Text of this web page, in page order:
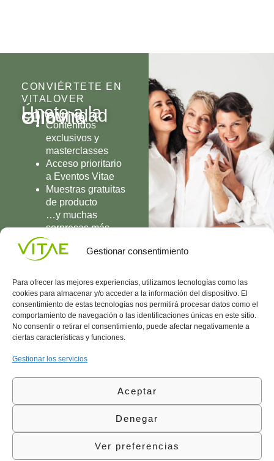
Gestionar consentimiento
Para ofrecer las mejores experiencias, utilizamos tecnologías como las
cookies para almacenar y/o acceder a la información del dispositivo. El
consentimiento de estas tecnologías nos permitirá procesar datos como el
comportamiento de navegación o las identificaciones únicas en este sitio.
No consentir o retirar el consentimiento, puede afectar negativamente a
ciertas características y funciones.
Gestionar los servicios
Aceptar
Denegar
Ver preferencias
CONVIÉRTETE EN
VITALOVER
Únete a la
comunidad
OlioVita
Contenidos
exclusivos y
masterclasses
Acceso prioritario
a Eventos Vitae
Muestras gratuitas
de producto
…y muchas
sorpresas más
UNIRME
Conocenos
Vitae
l
Área
Política
de
Política
Calidad
(+34)
935
©Vitae Health Innovation S.L. Todos los derechos